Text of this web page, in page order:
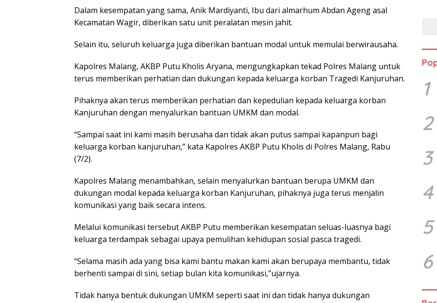
Dalam kesempatan yang sama, Anik Mardiyanti, Ibu dari almarhum Abdan Ageng asal
Kecamatan Wagir, diberikan satu unit peralatan mesin jahit.
Selain itu, seluruh keluarga juga diberikan bantuan modal untuk memulai berwirausaha.
Kapolres Malang, AKBP Putu Kholis Aryana, mengungkapkan tekad Polres Malang untuk
terus memberikan perhatian dan dukungan kepada keluarga korban Tragedi Kanjuruhan.
Pihaknya akan terus memberikan perhatian dan kepedulian kepada keluarga korban
Kanjuruhan dengan menyalurkan bantuan UMKM dan modal.
“Sampai saat ini kami masih berusaha dan tidak akan putus sampai kapanpun bagi
keluarga korban kanjuruhan,” kata Kapolres AKBP Putu Kholis di Polres Malang, Rabu
(7/2).
Kapolres Malang menambahkan, selain menyalurkan bantuan berupa UMKM dan
dukungan modal kepada keluarga korban Kanjuruhan, pihaknya juga terus menjalin
komunikasi yang baik secara intens.
Melalui komunikasi tersebut AKBP Putu memberikan kesempatan seluas-luasnya bagi
keluarga terdampak sebagai upaya pemulihan kehidupan sosial pasca tragedi.
“Selama masih ada yang bisa kami bantu makan kami akan berupaya membantu, tidak
berhenti sampai di sini, setiap bulan kita komunikasi,”ujarnya.
Tidak hanya bentuk dukungan UMKM seperti saat ini dan tidak hanya dukungan
1
2
3
4
5
6